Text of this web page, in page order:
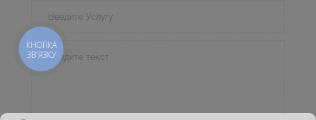
КНОПКА
ЗВ'ЯЗКУ